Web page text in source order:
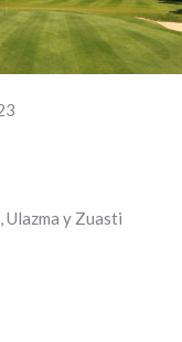
Ulazma y Zuasti